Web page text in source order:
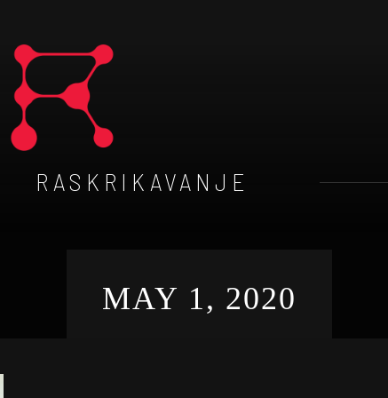
RASKRIKAVANJE
MAY 1, 2020